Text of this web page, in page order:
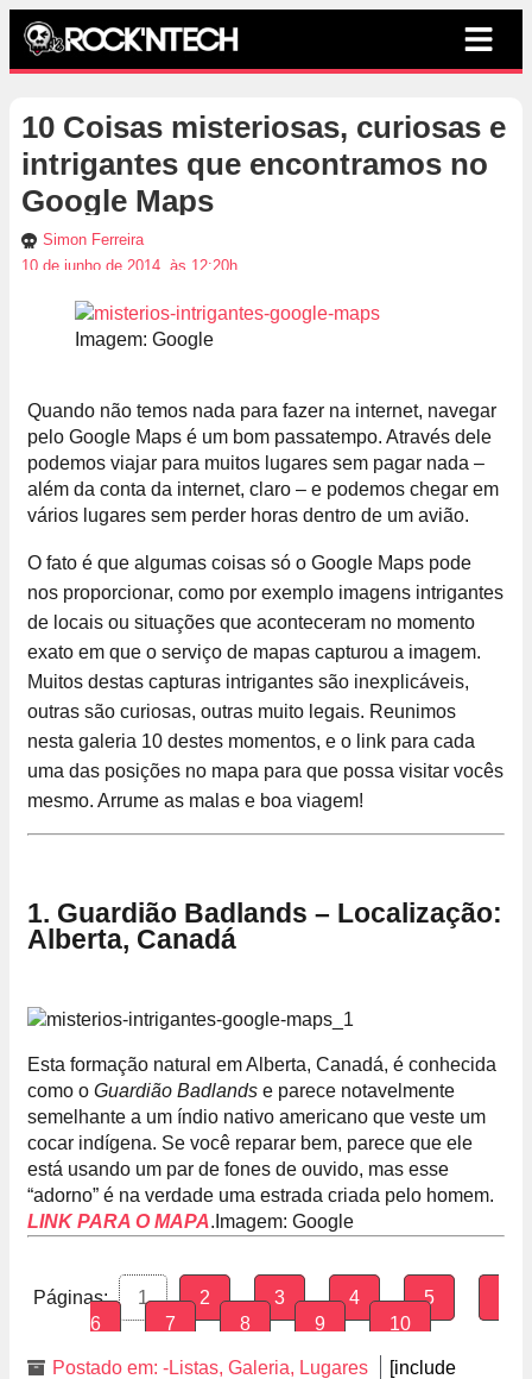
10 Coisas misteriosas, curiosas e
intrigantes que encontramos no
Google Maps
Simon Ferreira
10 de junho de 2014, às 12:20h
Imagem: Google
Quando não temos nada para fazer na internet, navegar
pelo Google Maps é um bom passatempo. Através dele
podemos viajar para muitos lugares sem pagar nada –
além da conta da internet, claro – e podemos chegar em
vários lugares sem perder horas dentro de um avião.
O fato é que algumas coisas só o Google Maps pode
nos proporcionar, como por exemplo imagens intrigantes
de locais ou situações que aconteceram no momento
exato em que o serviço de mapas capturou a imagem.
Muitos destas capturas intrigantes são inexplicáveis,
outras são curiosas, outras muito legais. Reunimos
nesta galeria 10 destes momentos, e o link para cada
uma das posições no mapa para que possa visitar vocês
mesmo. Arrume as malas e boa viagem!
1. Guardião Badlands – Localização:
Alberta, Canadá
Esta formação natural em Alberta, Canadá, é conhecida
como o Guardião Badlands e parece notavelmente
semelhante a um índio nativo americano que veste um
cocar indígena. Se você reparar bem, parece que ele
está usando um par de fones de ouvido, mas esse
“adorno” é na verdade uma estrada criada pelo homem.
LINK PARA O MAPA. Imagem: Google
Páginas: 1 2 3 4
5
6
7 8 9 10
Postado em: -Listas, Galeria, Lugares
[include